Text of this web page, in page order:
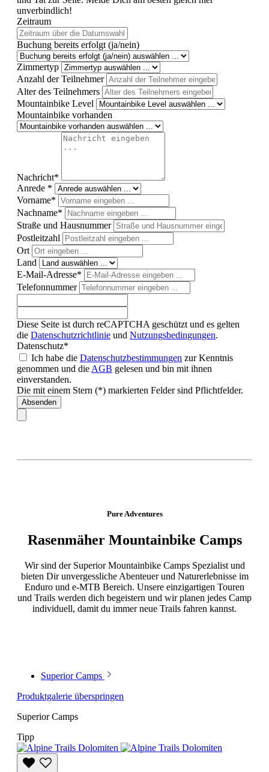
unverbindlich!
Zeitraum
Buchung bereits erfolgt (ja/nein)
Zimmertyp
Anzahl der Teilnehmer
Alter des Teilnehmers
Mountainbike Level
Mountainbike vorhanden
Nachricht*
Anrede *
Vorname*
Nachname*
Straße und Hausnummer
Postleitzahl
Ort
Land
E-Mail-Adresse*
Telefonnummer
Diese Seite ist durch reCAPTCHA geschützt und es gelten
die Datenschutzrichtlinie und Nutzungsbedingungen.
Datenschutz*
Ich habe die Datenschutzbestimmungen zur Kenntnis
genommen und die AGB gelesen und bin mit ihnen
einverstanden.
Die mit einem Stern (*) markierten Felder sind Pflichtfelder.
Absenden
Pure Adventures
Rasenmäher Mountainbike Camps
Wir sind der Superior Mountainbike Camps Spezialist und
bieten Dir unvergessliche Abenteuer und Naturerlebnisse im
Enduro und e-MTB Bereich. Unsere einzigartigen Touren
und Trails werden dich begeistern und wir planen jedes Camp
individuell, damit du immer neue Trails fahren kannst.
Superior Camps
Produktgalerie überspringen
Superior Camps
Tipp